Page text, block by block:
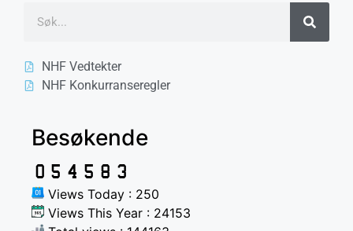
NHF Vedtekter
NHF Konkurranseregler
Besøkende
Views Today : 250
Views This Year : 24153